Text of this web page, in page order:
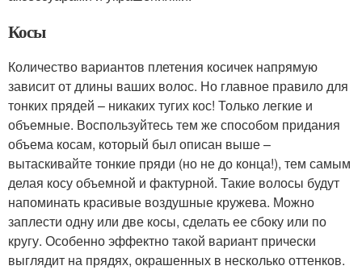
Косы
Количество вариантов плетения косичек напрямую
зависит от длины ваших волос. Но главное правило для
тонких прядей – никаких тугих кос! Только легкие и
объемные. Воспользуйтесь тем же способом придания
объема косам, который был описан выше –
вытаскивайте тонкие пряди (но не до конца!), тем самым
делая косу объемной и фактурной. Такие волосы будут
напоминать красивые воздушные кружева. Можно
заплести одну или две косы, сделать ее сбоку или по
кругу. Особенно эффектно такой вариант прически
выглядит на прядях, окрашенных в несколько оттенков.